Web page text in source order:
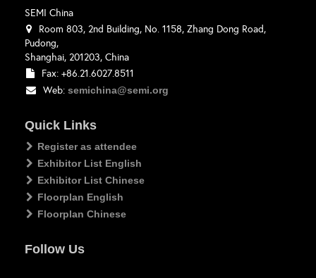
SEMI China
Room 803, 2nd Building, No. 1158, Zhang Dong Road,
Pudong,
Shanghai, 201203, China
Fax: +86.21.6027.8511
Web: semichina@semi.org
Quick Links
Register as attendee
Exhibitor List English
Exhibitor List Chinese
Floorplan English
Floorplan Chinese
Follow Us